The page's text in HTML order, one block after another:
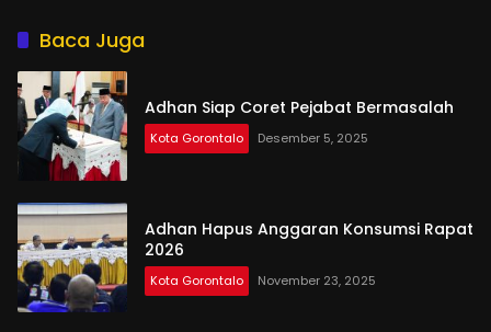
Baca Juga
Adhan Siap Coret Pejabat Bermasalah
Kota Gorontalo Desember 5, 2025
Adhan Hapus Anggaran Konsumsi Rapat
2026
Kota Gorontalo November 23, 2025